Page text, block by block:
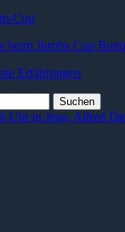
Cup
Erfahrungen